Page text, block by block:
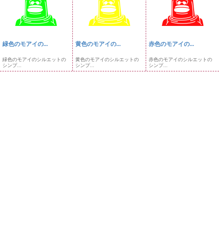
緑色のモアイの...
緑色のモアイのシルエットの
シンプ...
黄色のモアイの...
黄色のモアイのシルエットの
シンプ...
赤色のモアイの...
赤色のモアイのシルエットの
シンプ...